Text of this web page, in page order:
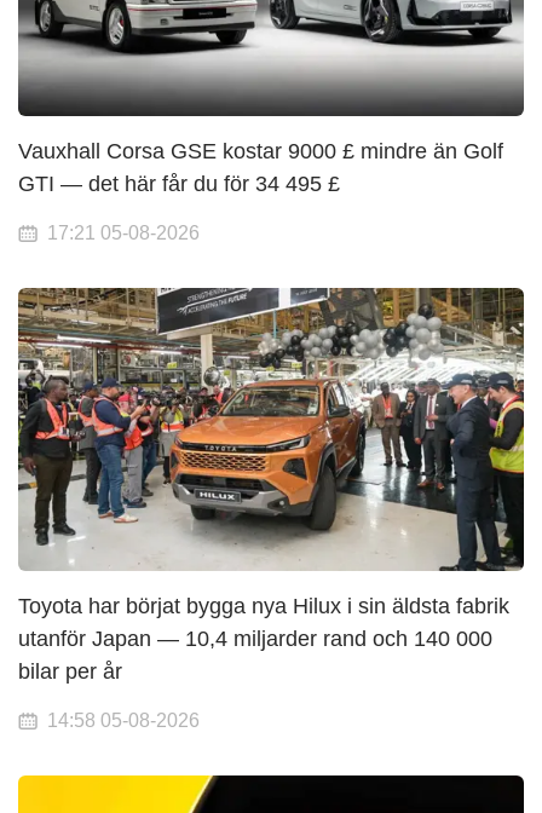
Vauxhall Corsa GSE kostar 9000 £ mindre än Golf
GTI — det här får du för 34 495 £
17:21 05-08-2026
Toyota har börjat bygga nya Hilux i sin äldsta fabrik
utanför Japan — 10,4 miljarder rand och 140 000
bilar per år
14:58 05-08-2026